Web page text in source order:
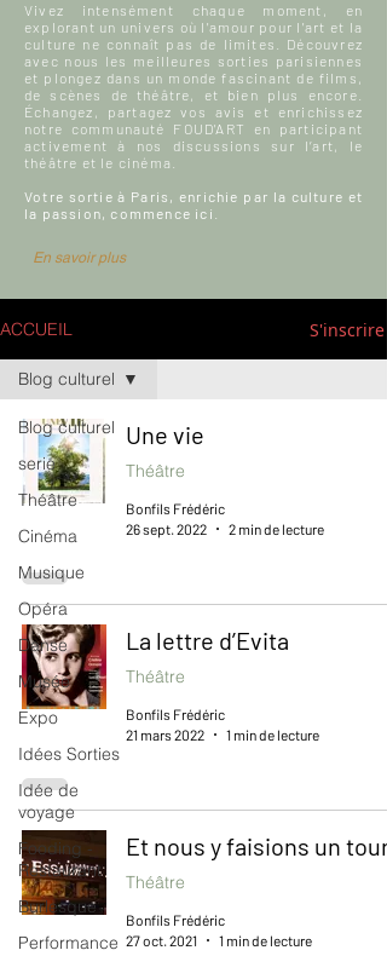
Vivez intensément chaque moment, en
explorant un univers où l'amour pour l'art et la
culture ne connaît pas de limites. Découvrez
avec nous les meilleures sorties parisiennes
et plongez dans un monde fascinant de films,
de scènes de théâtre, et bien plus encore.
Échangez, partagez vos avis et enrichissez
notre communauté FOUD'ART en participant
activement à nos discussions sur l’art, le
théâtre et le cinéma.
Votre sortie à Paris, enrichie par la culture et
la passion, commence ici.
En savoir plus
ACCUEIL S'inscrire
Blog culturel
serie
Théâtre
Cinéma
Musique
Opéra
Danse
Musée
Expo
Idées Sorties
Idée de
voyage
Fooding -
Restaurant
Burlesque
Performance
Blog culturel
Une vie
Théâtre
Bonfils Frédéric
26 sept. 2022
2 min de lecture
La lettre d’Evita
Théâtre
Bonfils Frédéric
21 mars 2022
1 min de lecture
Et nous y faisions un tour
Théâtre
Bonfils Frédéric
27 oct. 2021
1 min de lecture